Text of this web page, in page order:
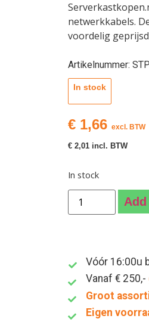
netwerkkabels.
voordelig geprijsd
Artikelnummer:
In stock
€ 1,66 excl. BTW
€ 2,01 incl. BTW
In stock
Vóór 16:00u
Vanaf € 250,-
Groot
Eigen